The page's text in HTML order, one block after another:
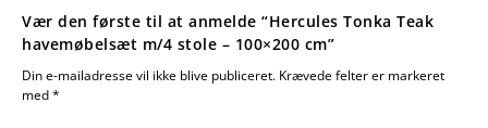
Vær den første til at anmelde “Hercules Tonka Teak
havemøbelsæt m/4 stole – 100×200 cm”
Din e-mailadresse vil ikke blive publiceret. Krævede felter er markeret
med*